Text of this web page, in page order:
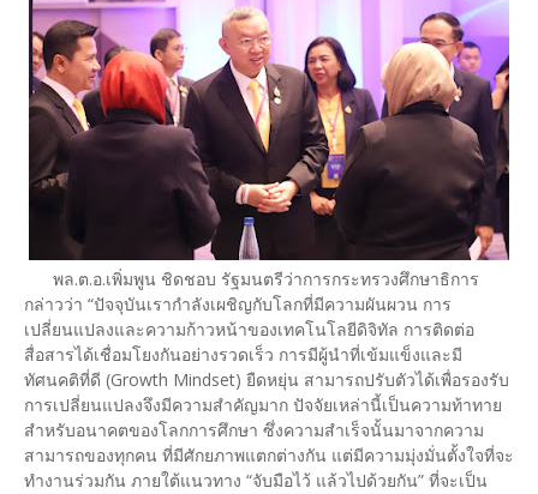
พล.ต.อ.เพิ่มพูน ชิดชอบ รัฐมนตรีว่าการกระทรวงศึกษาธิการ
กล่าวว่า “ปัจจุบันเรากำลังเผชิญกับโลกที่มีความผันผวน การ
เปลี่ยนแปลงและความก้าวหน้าของเทคโนโลยีดิจิทัล การติดต่อ
สื่อสารได้เชื่อมโยงกันอย่างรวดเร็ว การมีผู้นำที่เข้มแข็งและมี
ทัศนคติที่ดี (Growth Mindset) ยืดหยุ่น สามารถปรับตัวได้เพื่อรองรับ
การเปลี่ยนแปลงจึงมีความสำคัญมาก ปัจจัยเหล่านี้เป็นความท้าทาย
สำหรับอนาคตของโลกการศึกษา ซึ่งความสำเร็จนั้นมาจากความ
สามารถของทุกคน ที่มีศักยภาพแตกต่างกัน แต่มีความมุ่งมั่นตั้งใจที่จะ
ทำงานร่วมกัน ภายใต้แนวทาง “จับมือไว้ แล้วไปด้วยกัน” ที่จะเป็น